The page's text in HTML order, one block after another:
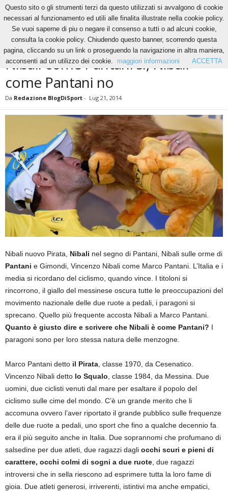
Ciclismo Nibali come Pantani si, Nibali come Pantani no
CICLISMO NEWS
Nibali come Pantani si, Nibali
come Pantani no
Da Redazione BlogDiSport - Lug 21, 2014
Nibali nuovo Pirata, Nibali nel segno di Pantani, Nibali sulle orme di
Pantani e Gimondi, Vincenzo Nibali come Marco Pantani. L’Italia e i
media si ricordano del ciclismo, quando vince. I titoloni si
rincorrono, il giallo del messinese oscura tutte le preoccupazioni del
movimento nazionale delle due ruote a pedali, i paragoni si
sprecano. Quello più frequente accosta Nibali a Marco Pantani.
Quanto è giusto dire e scrivere che Nibali è come Pantani? I
paragoni sono per loro stessa natura delle menzogne.
Marco Pantani detto il Pirata , classe 1970, da Cesenatico.
Vincenzo Nibali detto lo Squalo , classe 1984, da Messina. Due
uomini, due ciclisti venuti dal mare per esaltare il popolo del
ciclismo sulle cime del mondo. C’è un grande merito che li
accomuna ovvero l’aver riportato il grande pubblico sulle frequenze
delle due ruote a pedali, uno sport che fino a qualche decennio fa
era il più seguito anche in Italia. Due soprannomi che profumano di
salsedine per due atleti, due ragazzi dagli occhi scuri e pieni di
carattere, occhi colmi di sogni a due ruote , due ragazzi
introversi che in sella riescono ad esprimere tutta la loro fame di
gioia. Due atleti generosi, irriverenti, istintivi ma anche empatici,
Questo sito o gli strumenti terzi da questo utilizzati si avvalgono di cookie
necessari al funzionamento ed utili alle finalita illustrate nella cookie policy.
Se vuoi saperne di piu o negare il consenso a tutti o ad alcuni cookie,
consulta la cookie policy. Chiudendo questo banner, scorrendo questa
pagina, cliccando su un link o proseguendo la navigazione in altra maniera,
acconsenti ad un utilizzo dei cookie.
maggiori informazioni ACCETTA